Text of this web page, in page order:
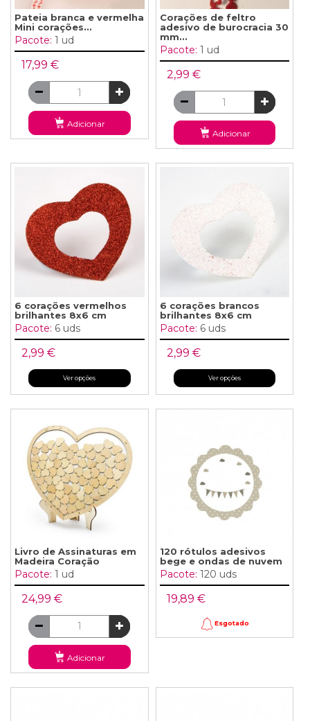
Pateia branca e vermelha
Mini corações...
Pacote: 1 ud
17,99 €
Adicionar
Corações de feltro
adesivo de burocracia 30
mm...
Pacote: 1 ud
2,99 €
Adicionar
6 corações vermelhos
brilhantes 8x6 cm
Pacote: 6 uds
2,99 €
Ver opções
6 corações brancos
brilhantes 8x6 cm
Pacote: 6 uds
2,99 €
Ver opções
Livro de Assinaturas em
Madeira Coração
Pacote: 1 ud
24,99 €
Adicionar
120 rótulos adesivos
bege e ondas de nuvem
Pacote: 120 uds
19,89 €
Esgotado